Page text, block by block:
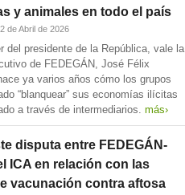
y animales en todo el país
de Abril de 2026
del presidente de la República, vale la
de FEDEGÁN, José Félix
ya varios años cómo los grupos
“blanquear” sus economías ilícitas
a través de intermediarios. más›
disputa entre FEDEGÁN-
ICA en relación con las
vacunación contra aftosa